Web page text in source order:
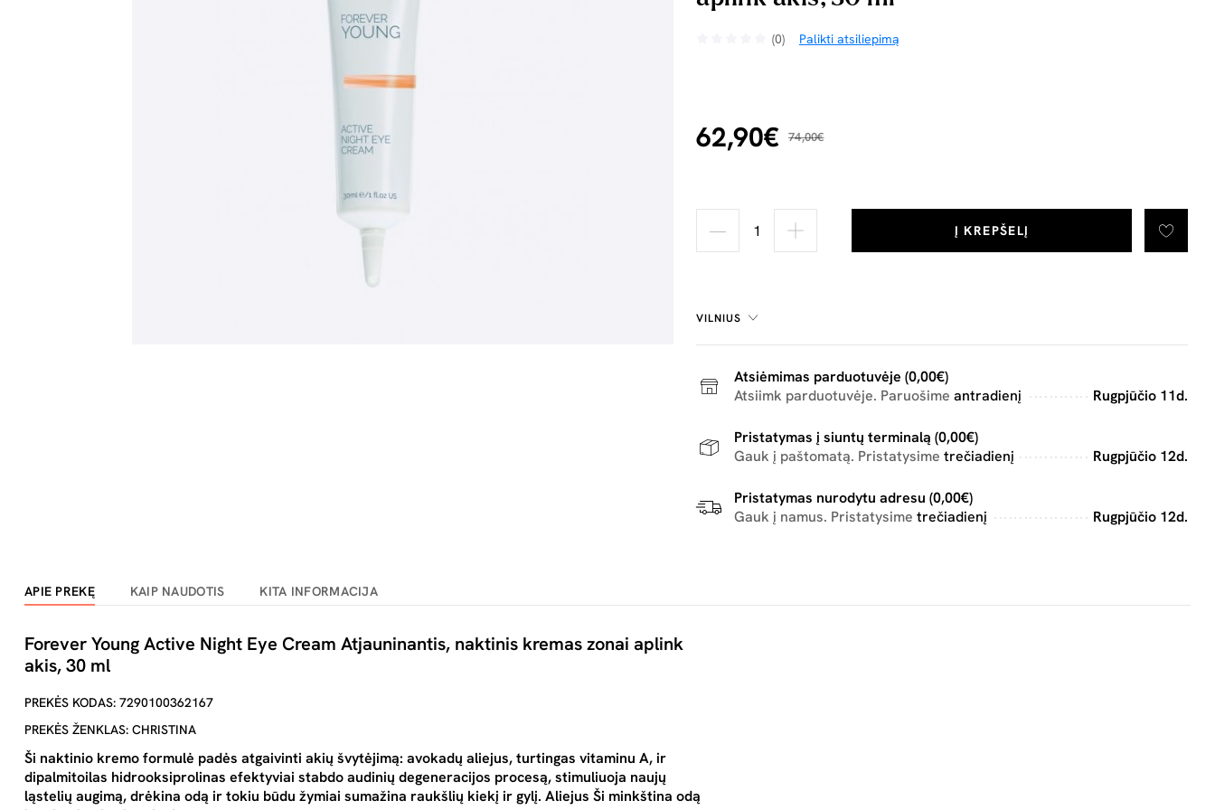
(0) Palikti atsiliepimą
62,90€ 74,00€
Į KREPŠELĮ
VILNIUS
Atsiėmimas parduotuvėje (0,00€)
Atsiimk parduotuvėje. Paruošime antradienį Rugpjūčio 11d.
Pristatymas į siuntų terminalą (0,00€)
Gauk į paštomatą. Pristatysime trečiadienį Rugpjūčio 12d.
Pristatymas nurodytu adresu (0,00€)
Gauk į namus. Pristatysime trečiadienį Rugpjūčio 12d.
APIE PREKĘ KAIP NAUDOTIS KITA INFORMACIJA
Forever Young Active Night Eye Cream Atjauninantis, naktinis kremas zonai aplink
akis, 30 ml
PREKĖS KODAS: 7290100362167
PREKĖS ŽENKLAS: CHRISTINA
Ši naktinio kremo formulė padės atgaivinti akių švytėjimą: avokadų aliejus, turtingas vitaminu A, ir
dipalmitoilas hidrooksiprolinas efektyviai stabdo audinių degeneracijos procesą, stimuliuoja naujų
ląstelių augimą, drėkina odą ir tokiu būdu žymiai sumažina raukšlių kiekį ir gylį. Aliejus Ši minkština odą